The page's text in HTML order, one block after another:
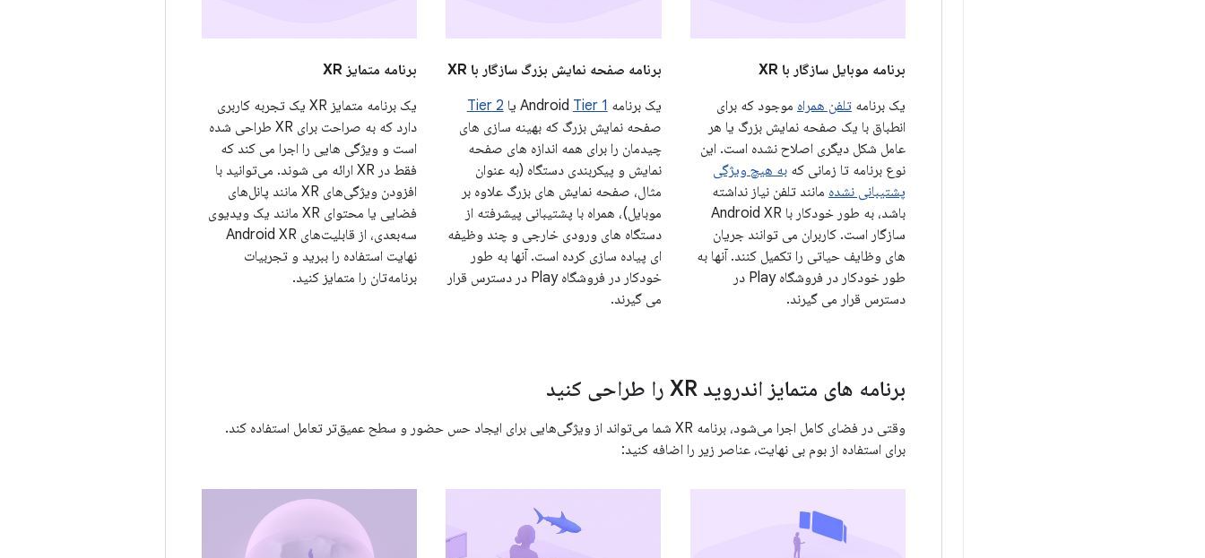
برنامه موبایل سازگار با XR
یک برنامه تلفن همراه موجود که برای
انطباق با یک صفحه نمایش بزرگ یا هر
عامل شکل دیگری اصلاح نشده است. این
نوع برنامه تا زمانی که به هیچ ویژگی
پشتیبانی نشده مانند تلفن نیاز نداشته
باشد، به طور خودکار با Android XR
سازگار است. کاربران می توانند جریان
های وظایف حیاتی را تکمیل کنند. آنها به
طور خودکار در فروشگاه Play در
دسترس قرار می گیرند.
برنامه صفحه نمایش بزرگ سازگار با XR
یک برنامه Android Tier 1 یا Tier 2
صفحه نمایش بزرگ که بهینه سازی های
چیدمان را برای همه اندازه های صفحه
نمایش و پیکربندی دستگاه (به عنوان
مثال، صفحه نمایش های بزرگ علاوه بر
موبایل)، همراه با پشتیبانی پیشرفته از
دستگاه های ورودی خارجی و چند وظیفه
ای پیاده سازی کرده است. آنها به طور
خودکار در فروشگاه Play در دسترس قرار
می گیرند.
برنامه متمایز XR
یک برنامه متمایز XR یک تجربه کاربری
دارد که به صراحت برای XR طراحی شده
است و ویژگی هایی را اجرا می کند که
فقط در XR ارائه می شوند. می‌توانید با
افزودن ویژگی‌های XR مانند پانل‌های
فضایی یا محتوای XR مانند یک ویدیوی
سه‌بعدی، از قابلیت‌های Android XR
نهایت استفاده را ببرید و تجربیات
برنامه‌تان را متمایز کنید.
برنامه های متمایز اندروید XR را طراحی کنید
وقتی در فضای کامل اجرا می‌شود، برنامه XR شما می‌تواند از ویژگی‌هایی برای ایجاد حس حضور و سطح عمیق‌تر تعامل استفاده کند.
برای استفاده از بوم بی نهایت، عناصر زیر را اضافه کنید: